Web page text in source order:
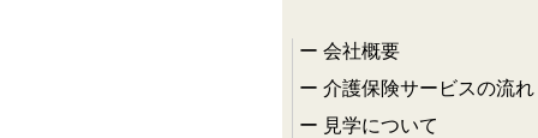
会社概要
介護保険サービスの流れ
見学について